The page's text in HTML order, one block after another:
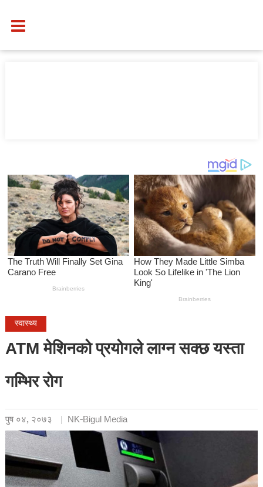
स्वास्थ्य
ATM मेशिनको प्रयोगले लाग्न सक्छ यस्ता
गम्भिर रोग
पुष ०४, २०७३ NK-Bigul Media